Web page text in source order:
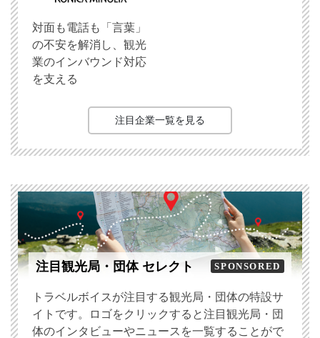
対面も電話も「言葉」
の不安を解消し、観光
業のインバウンド対応
を支える
注目企業一覧を見る
注目観光局・団体 セレクト SPONSORED
トラベルボイスが注目する観光局・団体の特設サ
イトです。ロゴをクリックすると注目観光局・団
体のインタビューやニュースを一覧することがで